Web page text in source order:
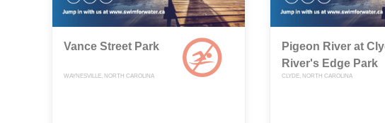
Vance Street Park
WAYNESVILLE, NORTH CAROLINA
Pigeon River at
River's Edge Park
CLYDE, NORTH CAROLINA